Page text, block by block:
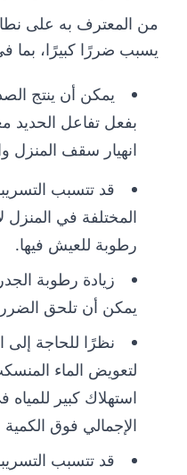
من المعترف به على
يسبب ضررًا كبيرًا، بما
يمكن أن ينتج
بفعل تفاعل الحديد
انهيار سقف المنزل
قد تتسبب
المختلفة في المنزل
رطوبة للعيش فيها.
زيادة رطوبة
يمكن أن تلحق الضرر
نظرًا للحاجة إلى
لتعويض الماء
استهلاك كبير
الإجمالي فوق
قد تتسبب